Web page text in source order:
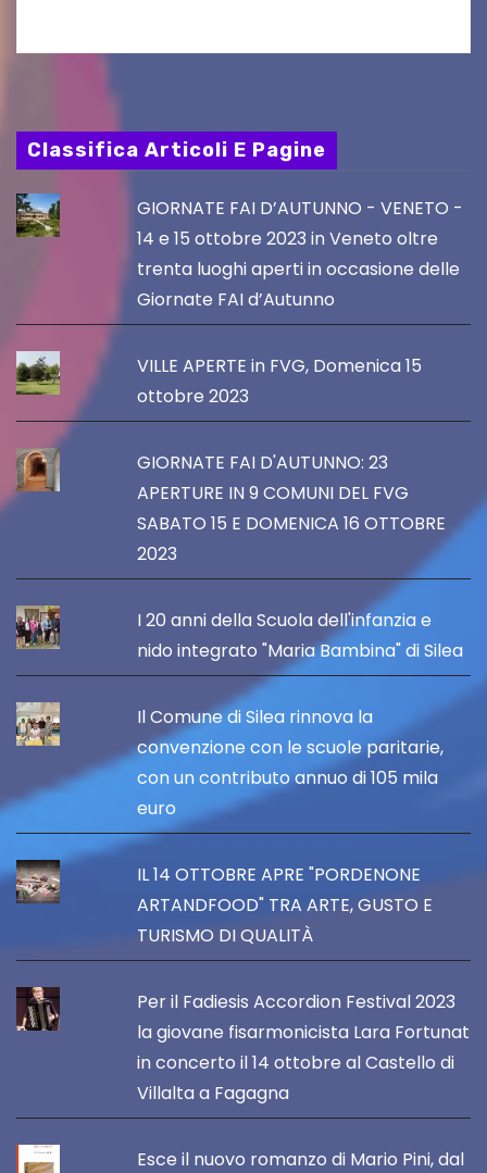
Classifica Articoli E Pagine
GIORNATE FAI D’AUTUNNO - VENETO -
14 e 15 ottobre 2023 in Veneto oltre
trenta luoghi aperti in occasione delle
Giornate FAI d’Autunno
VILLE APERTE in FVG, Domenica 15
ottobre 2023
GIORNATE FAI D'AUTUNNO: 23
APERTURE IN 9 COMUNI DEL FVG
SABATO 15 E DOMENICA 16 OTTOBRE
2023
I 20 anni della Scuola dell'infanzia e
nido integrato "Maria Bambina" di Silea
Il Comune di Silea rinnova la
convenzione con le scuole paritarie,
con un contributo annuo di 105 mila
euro
IL 14 OTTOBRE APRE "PORDENONE
ARTANDFOOD" TRA ARTE, GUSTO E
TURISMO DI QUALITÀ
Per il Fadiesis Accordion Festival 2023
la giovane fisarmonicista Lara Fortunat
in concerto il 14 ottobre al Castello di
Villalta a Fagagna
Esce il nuovo romanzo di Mario Pini, dal